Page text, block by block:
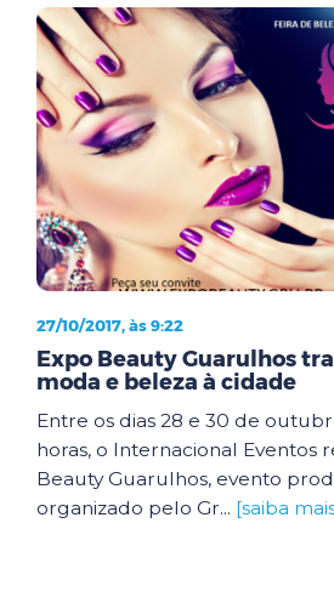
27/10/2017, às 9:22
Expo Beauty Guarulhos
moda e beleza à cidade
Entre os dias 28 e 30 de
horas, o Internacional Eventos
Beauty Guarulhos, evento
organizado pelo Gr... [saiba